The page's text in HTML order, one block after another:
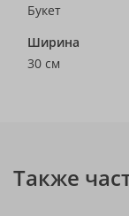
Букет
Ширина
30 см
Также